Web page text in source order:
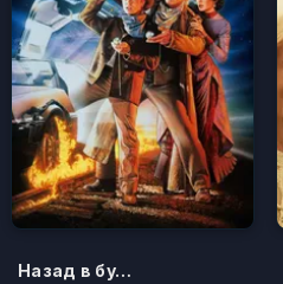
Назад в будущее 3